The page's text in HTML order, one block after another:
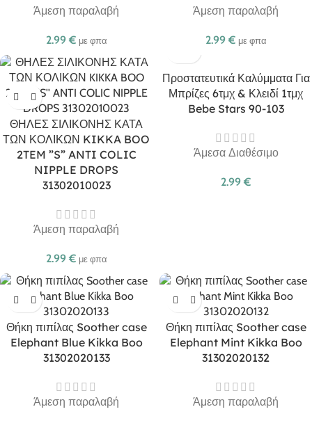
Άμεση παραλαβή
2.99 € με φπα
Άμεση παραλαβή
2.99 € με φπα
ΘΗΛΕΣ ΣΙΛΙΚΟΝΗΣ ΚΑΤΑ
ΤΩΝ ΚΟΛΙΚΩΝ KIKKA BOO
2TEM ”S” ANTI COLIC
NIPPLE DROPS
31302010023
Άμεση παραλαβή
2.99 € με φπα
Προστατευτικά Καλύμματα Για
Μπρίζες 6τμχ & Κλειδί 1τμχ
Bebe Stars 90-103
Άμεσα Διαθέσιμο
2.99 €
Θήκη πιπίλας Soother case
Elephant Blue Kikka Boo
31302020133
Άμεση παραλαβή
Θήκη πιπίλας Soother case
Elephant Mint Kikka Boo
31302020132
Άμεση παραλαβή